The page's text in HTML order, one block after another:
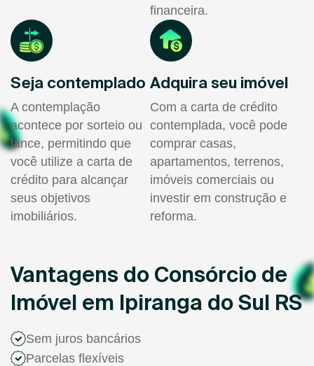
financeira.
Seja contemplado
A contemplação
acontece por sorteio ou
lance, permitindo que
você utilize a carta de
crédito para alcançar
seus objetivos
imobiliários.
Adquira seu imóvel
Com a carta de crédito
contemplada, você pode
comprar casas,
apartamentos, terrenos,
imóveis comerciais ou
investir em construção e
reforma.
Vantagens do Consórcio de
Imóvel em Ipiranga do Sul RS
Sem juros bancários
Parcelas flexíveis